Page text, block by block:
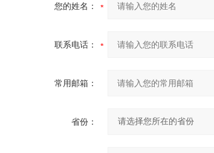
您的姓名：
联系电话：
常用邮箱：
省份：